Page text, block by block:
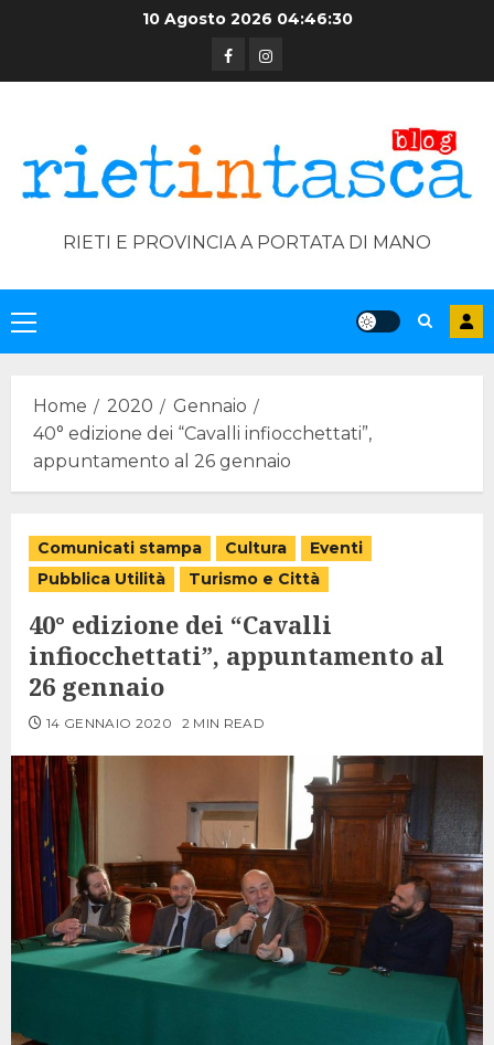
10 Agosto 2026 04:46:30
FacebookInstagram
RIETI E PROVINCIA A PORTATA DI MANO
Primary
Menu
Home 2020
Gennaio
40° edizione dei “Cavalli infiocchettati”,
appuntamento al 26 gennaio
Comunicati stampa Cultura
Eventi
Pubblica Utilità
Turismo e Città
40° edizione dei “Cavalli
infiocchettati”, appuntamento al
26 gennaio
14 GENNAIO 2020 2 MIN READ